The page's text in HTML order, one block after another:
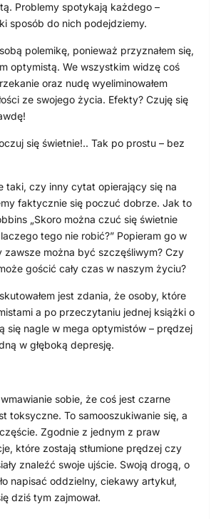
Problemy spotykają każdego –
sposób do nich podejdziemy.
polemikę, ponieważ przyznałem się,
optymistą. We wszystkim widzę coś
oraz nudę wyeliminowałem
ze swojego życia. Efekty? Czuję się
się świetnie!.. Tak po prostu – bez
taki, czy inny cytat opierający się na
faktycznie się poczuć dobrze. Jak to
„Skoro można czuć się świetnie
tego nie robić?” Popieram go w
zawsze można być szczęśliwym? Czy
gościć cały czas w naszym życiu?
jest zdania, że osoby, które
a po przeczytaniu jednej książki o
się nagle w mega optymistów – prędzej
w głęboką depresję.
wmawianie sobie, że coś jest czarne
toksyczne. To samooszukiwanie się, a
Zgodnie z jednym z praw
które zostają stłumione prędzej czy
znaleźć swoje ujście. Swoją drogą, o
napisać oddzielny, ciekawy artykuł,
dziś tym zajmował.